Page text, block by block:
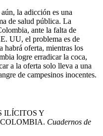
la adicción es una
de salud pública. La
ante la falta de
UU, el problema es de
habrá oferta, mientras los
logre erradicar la coca,
a la oferta solo lleva a una
de campesinos inocentes.
ILÍCITOS Y
Cuadernos de